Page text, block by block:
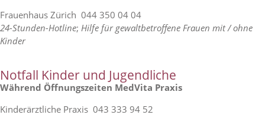
Frauenhaus Zürich 044 350 04 04
24-Stunden-Hotline; Hilfe für gewaltbetroffene Frauen mit / ohne
Kinder
Notfall Kinder und Jugendliche
Während Öffnungszeiten MedVita Praxis
Kinderärztliche Praxis 043 333 94 52